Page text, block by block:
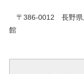
〒386-0012 長野県
館